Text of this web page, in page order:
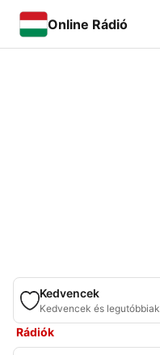
Online Rádió
Kedvencek
Kedvencek és legutóbbiak
Rádiók